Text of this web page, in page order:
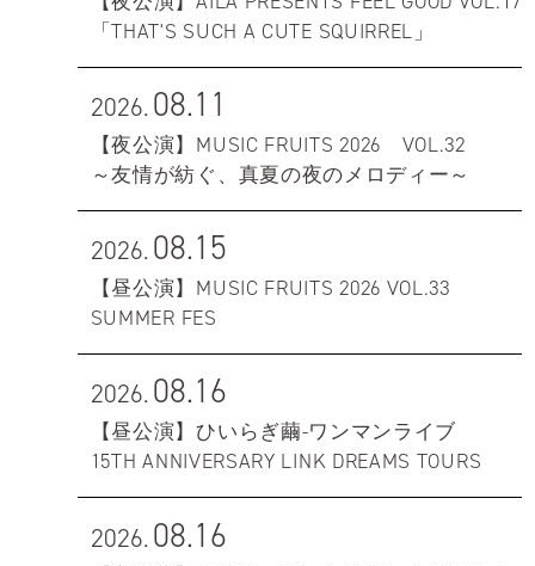
「THAT'S SUCH A CUTE SQUIRREL」
2026.08.11
【夜公演】MUSIC FRUITS 2026 VOL.32
～友情が紡ぐ、真夏の夜のメロディー～
2026.08.15
【昼公演】MUSIC FRUITS 2026 VOL.33
SUMMER FES
2026.08.16
【昼公演】ひいらぎ繭-ワンマンライブ
15TH ANNIVERSARY LINK DREAMS TOURS
2026.08.16